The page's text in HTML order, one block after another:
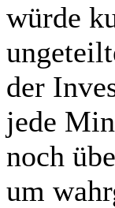
würde
der
jede
noch
um